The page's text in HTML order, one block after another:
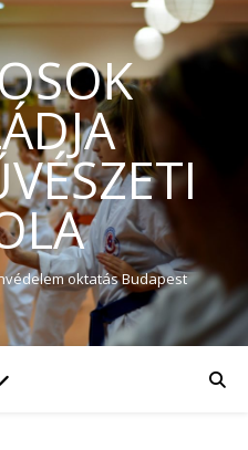
oktatás Budapest